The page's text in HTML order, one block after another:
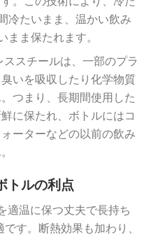
冷たいまま、温かい飲み
ま保たれます。
ススチールは、一部のプラ
いを吸収したり化学物質
つまり、長期間使用した
に保たれ、ボトルにはコ
ーターなどの以前の飲み
トルの利点
適温に保つ丈夫で長持ち
す。断熱効果も加わり、